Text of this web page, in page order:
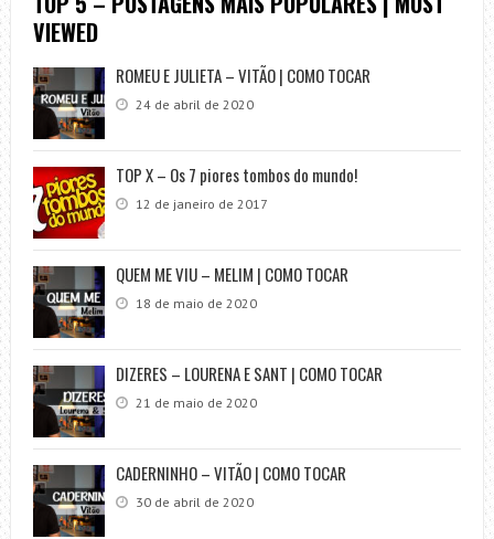
VIEWED
ROMEU E JULIETA – VITÃO | COMO TOCAR
24 de abril de 2020
TOP X – Os 7 piores tombos do mundo!
12 de janeiro de 2017
QUEM ME VIU – MELIM | COMO TOCAR
18 de maio de 2020
DIZERES – LOURENA E SANT | COMO TOCAR
21 de maio de 2020
CADERNINHO – VITÃO | COMO TOCAR
30 de abril de 2020